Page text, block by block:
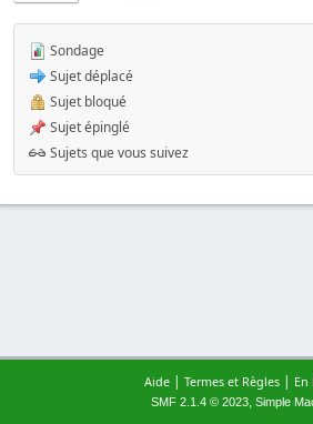
Sondage
Sujet déplacé
Sujet bloqué
Sujet épinglé
Sujets que vous suivez
Aide| Termes et Règles|
SMF 2.1.4 © 2023, Simple